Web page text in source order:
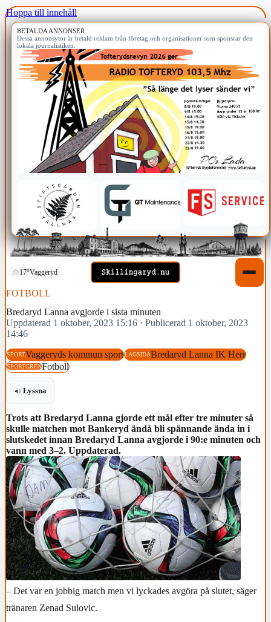
Hoppa till innehåll
BETALDA ANNONSER
Dessa annonsytor är betald reklam från företag och organisationer som sponsrar den
lokala journalistiken.
17°Vaggeryd
FOTBOLL
Bredaryd Lanna avgjorde i sista minuten
Uppdaterad 1 oktober, 2023 15:16 · Publicerad 1 oktober, 2023
14:46
SPORTVaggeryds kommun sportLAGSIDABredaryd Lanna IK Herr
SPORTGRENFotboll
Lyssna
Trots att Bredaryd Lanna gjorde ett mål efter tre minuter så
skulle matchen mot Bankeryd ändå bli spännande ända in i
slutskedet innan Bredaryd Lanna avgjorde i 90:e minuten och
vann med 3–2. Uppdaterad.
– Det var en jobbig match men vi lyckades avgöra på slutet, säger
tränaren Zenad Sulovic.